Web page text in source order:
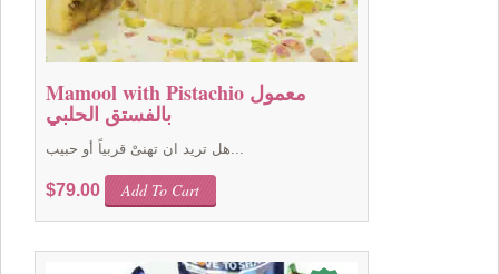
Mamool with Pistachio معمول
بالفستق الحلبي
هل تريد ان تهنىْ قربياً أو حبيب...
$79.00 Add To Cart